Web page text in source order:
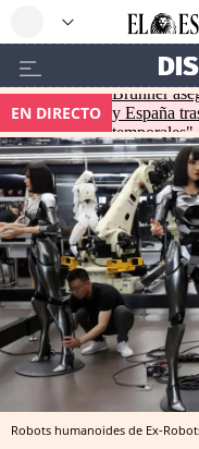
EN DIRECTO
Brunner
y España
temporales"
Robots humanoides de Ex-